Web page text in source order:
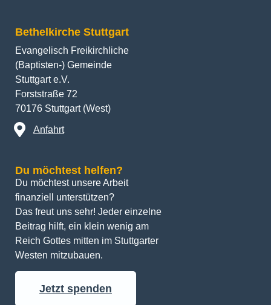
Bethelkirche Stuttgart
Evangelisch Freikirchliche
(Baptisten-) Gemeinde
Stuttgart e.V.
Forststraße 72
70176 Stuttgart (West)
Anfahrt
Du möchtest helfen?
Du möchtest unsere Arbeit
finanziell unterstützen?
Das freut uns sehr! Jeder einzelne
Beitrag hilft, ein klein wenig am
Reich Gottes mitten im Stuttgarter
Westen mitzubauen.
Jetzt spenden